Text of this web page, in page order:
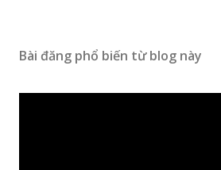
n
Bài đăng phổ biến từ blog này